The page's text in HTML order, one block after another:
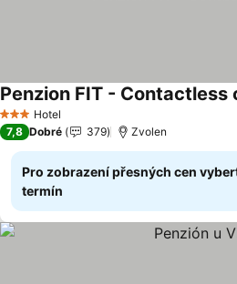
3 Počet hvězdiček
Hotel
Penzion FIT - Contactless
7,8 Dobré 379 Zvolen
Pro zobrazení přesných cen
termín